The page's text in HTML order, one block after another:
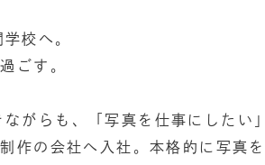
校へ。
ごす。
がらも、「写真を仕事にしたい
作の会社へ入社。本格的に写真